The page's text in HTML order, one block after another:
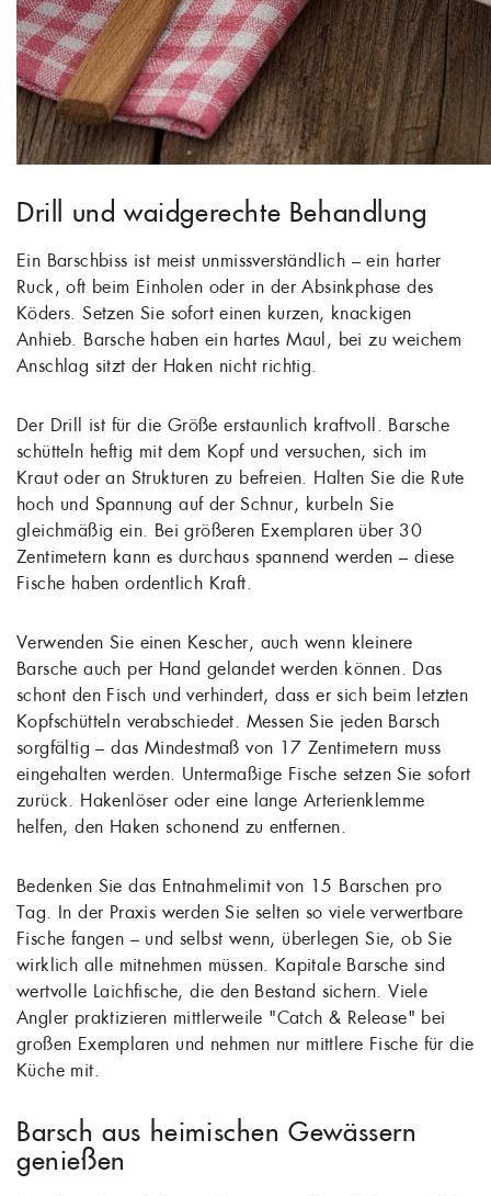
Drill und waidgerechte Behandlung
Ein Barschbiss ist meist unmissverständlich – ein harter
Ruck, oft beim Einholen oder in der Absinkphase des
Köders. Setzen Sie sofort einen kurzen, knackigen
Anhieb. Barsche haben ein hartes Maul, bei zu weichem
Anschlag sitzt der Haken nicht richtig.
Der Drill ist für die Größe erstaunlich kraftvoll. Barsche
schütteln heftig mit dem Kopf und versuchen, sich im
Kraut oder an Strukturen zu befreien. Halten Sie die Rute
hoch und Spannung auf der Schnur, kurbeln Sie
gleichmäßig ein. Bei größeren Exemplaren über 30
Zentimetern kann es durchaus spannend werden – diese
Fische haben ordentlich Kraft.
Verwenden Sie einen Kescher, auch wenn kleinere
Barsche auch per Hand gelandet werden können. Das
schont den Fisch und verhindert, dass er sich beim letzten
Kopfschütteln verabschiedet. Messen Sie jeden Barsch
sorgfältig – das Mindestmaß von 17 Zentimetern muss
eingehalten werden. Untermaßige Fische setzen Sie sofort
zurück. Hakenlöser oder eine lange Arterienklemme
helfen, den Haken schonend zu entfernen.
Bedenken Sie das Entnahmelimit von 15 Barschen pro
Tag. In der Praxis werden Sie selten so viele verwertbare
Fische fangen – und selbst wenn, überlegen Sie, ob Sie
wirklich alle mitnehmen müssen. Kapitale Barsche sind
wertvolle Laichfische, die den Bestand sichern. Viele
Angler praktizieren mittlerweile "Catch & Release" bei
großen Exemplaren und nehmen nur mittlere Fische für die
Küche mit.
Barsch aus heimischen Gewässern
genießen